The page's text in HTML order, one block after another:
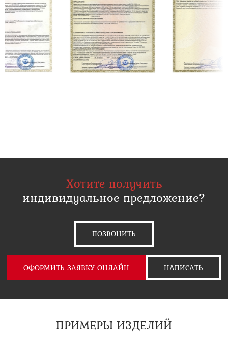
Хотите получить
индивидуальное предложение?
ПОЗВОНИТЬ
ОФОРМИТЬ ЗАЯВКУ ОНЛАЙН НАПИСАТЬ
ПРИМЕРЫ ИЗДЕЛИЙ